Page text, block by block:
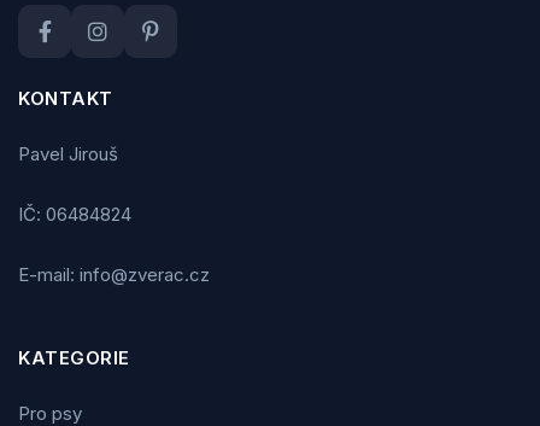
KONTAKT
Pavel Jirouš
IČ: 06484824
E-mail: info@zverac.cz
KATEGORIE
Pro psy